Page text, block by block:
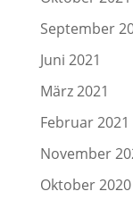
September
Juni 2021
März 2021
Februar 2021
November
Oktober 2020